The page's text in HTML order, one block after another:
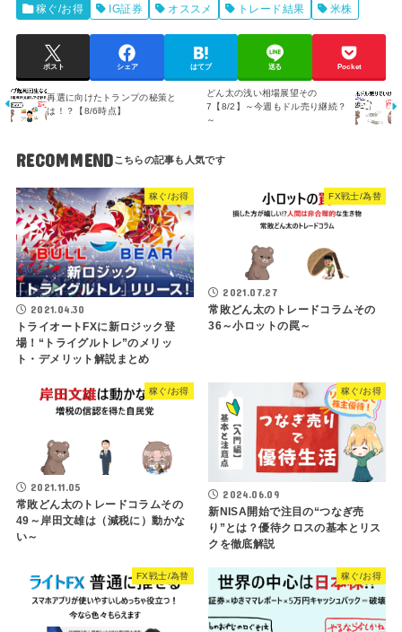
稼ぐ/お得 IG証券 オススメ トレード結果 米株
ポスト シェア はてブ 送る Pocket
再選に向けたトランプの秘策と
は！？【8/6時点】
どん太の浅い相場展望その
7【8/2】～今週もドル売り継続？
～
RECOMMEND
稼ぐ/お得
2021.04.30
トライオートFXに新ロジック登
場！“トライグルトレ”のメリッ
ト・デメリット解説まとめ
FX戦士/為替
2021.07.27
常敗どん太のトレードコラムその
36～小ロットの罠～
稼ぐ/お得
2021.11.05
常敗どん太のトレードコラムその
49～岸田文雄は（減税に）動かな
い～
稼ぐ/お得
2024.06.09
新NISA開始で注目の“つなぎ売
り”とは？優待クロスの基本とリス
クを徹底解説
FX戦士/為替 稼ぐ/お得